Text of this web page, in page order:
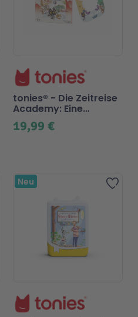
19,99 €
tonies® - Die Zeitreise
Academy: Eine
abenteuerliche
Zeitreise (Tonieplay
Wunschliste hinzufügen Zur
Neu
Beliebt